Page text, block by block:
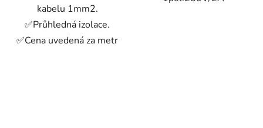
kabelu 1mm2.
✅Průhledná izolace.
✅Cena uvedená za metr